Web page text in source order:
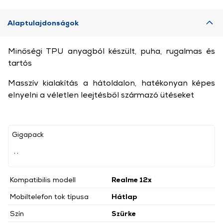
Alaptulajdonságok
Gigapack
Kompatibilis modell
Realme 12x
Mobiltelefon tok típusa
Hátlap
Szín
Szürke
Minőségi TPU anyagból készült, puha, rugalmas és
tartós
Masszív kialakítás a hátoldalon, hatékonyan képes
elnyelni a véletlen leejtésből származó ütéseket